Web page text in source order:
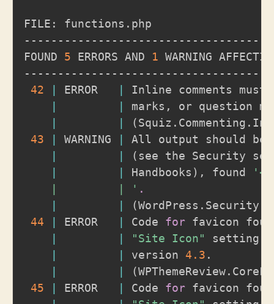
FILE: functions.php
FOUND 5 ERRORS AND 1 WARNING
42
| ERROR |
Inline comments
|
|
marks, or question
|
| (
43
| WARNING |
All output should be
|
| ( see the Security
|
| Handbooks ) , found
    |         | '
.
|
| (
44
| ERROR | Code for favicon
|
| "Site Icon" setting
|
| version 4.3 .
|
| (
45
| ERROR | Code for favicon